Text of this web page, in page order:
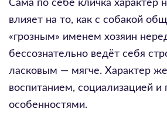
Сама по себе кличка характер
влияет на то, как с собакой
«грозным» именем хозяин
бессознательно ведёт себя
ласковым — мягче. Характер
воспитанием, социализацией
особенностями.